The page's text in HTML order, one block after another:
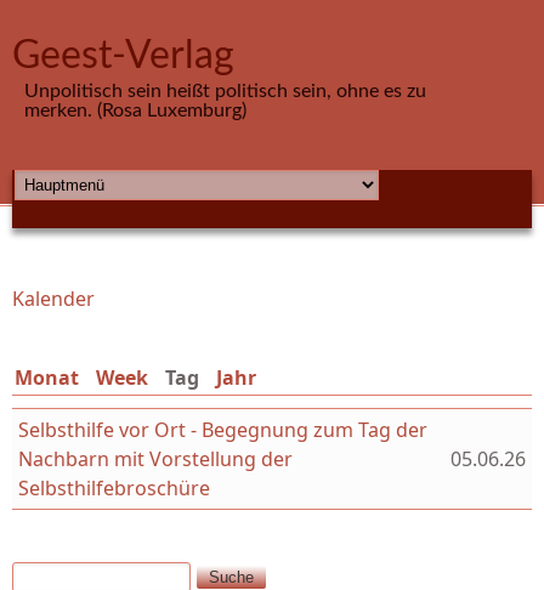
Geest-Verlag
Unpolitisch sein heißt politisch sein, ohne es zu
merken. (Rosa Luxemburg)
HAUPTMENÜ
Sie sind hier
Kalender
Monat Week Tag (aktiver Reiter)
Jahr
Selbsthilfe vor Ort - Begegnung zum Tag der
Nachbarn mit Vorstellung der
Selbsthilfebroschüre
05.06.26
Suchformular
Suche